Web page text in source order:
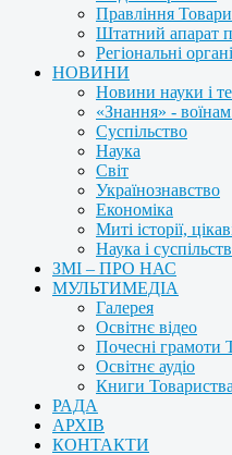
Правління
Штатний апарат
Регіональні
НОВИНИ
Новини науки і
«Знання» -
Суспільство
Наука
Світ
Українознавство
Економіка
Миті історії,
Наука і
ЗМІ – ПРО НАС
МУЛЬТИМЕДІА
Галерея
Освітнє відео
Почесні грамоти
Освітнє аудіо
Книги
РАДА
АРХІВ
КОНТАКТИ